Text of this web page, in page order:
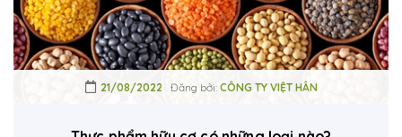
21/08/2022 Đăng bởi: CÔNG TY VIỆT HÂN